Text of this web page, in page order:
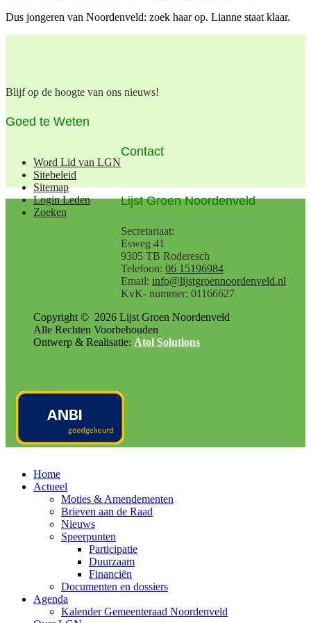
Dus jongeren van Noordenveld: zoek haar op. Lianne staat klaar.
Blijf op de hoogte van ons nieuws!
Goed te Weten
Word Lid van LGN
Sitebeleid
Sitemap
Login Leden
Zoeken
Contact
Lijst Groen Noordenveld
Secretariaat:
Esweg 41
9305 TB Roderesch
Telefoon: 06 15196984
Email: info@lijstgroennoordenveld.nl
KvK- nummer: 01166627
Copyright © 2026 Lijst Groen Noordenveld
Alle Rechten Voorbehouden
Ontwerp & Realisatie: Atol Solutions
Home
Actueel
Moties & Amendementen
Brieven aan de Raad
Nieuws
Speerpunten
Participatie
Duurzaam
Financiën
Documenten en dossiers
Agenda
Kalender Gemeenteraad Noordenveld